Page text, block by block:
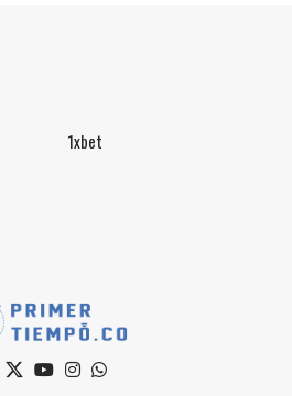
1xbet